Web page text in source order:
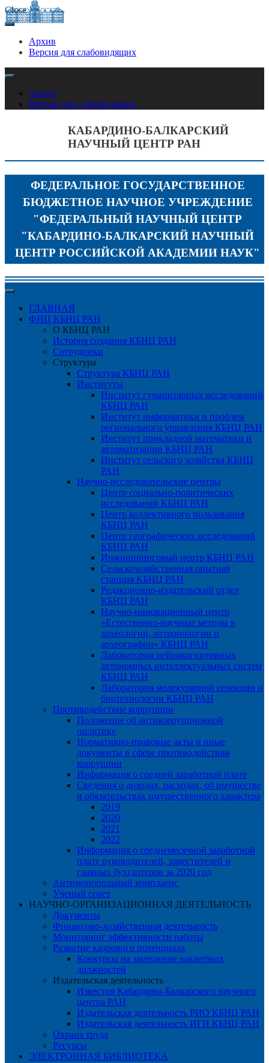
Close
Архив
Версия для слабовидящих
ЦЕНТР РАН
НАУЧНОЕ УЧРЕЖДЕНИЕ "ФЕДЕРАЛЬНЫЙ НАУЧНЫЙ
ЦЕНТР "КАБАРДИНО-БАЛКАРСКИЙ НАУЧНЫЙ ЦЕНТР
Архив
Версия для слабовидящих
КАБАРДИНО-БАЛКАРСКИЙ
НАУЧНЫЙ ЦЕНТР РАН
ФЕДЕРАЛЬНОЕ ГОСУДАРСТВЕННОЕ
БЮДЖЕТНОЕ НАУЧНОЕ УЧРЕЖДЕНИЕ
"ФЕДЕРАЛЬНЫЙ НАУЧНЫЙ ЦЕНТР
"КАБАРДИНО-БАЛКАРСКИЙ НАУЧНЫЙ
ЦЕНТР РОССИЙСКОЙ АКАДЕМИИ НАУК"
ГЛАВНАЯ
ФНЦ КБНЦ РАН
О КБНЦ РАН
История создания КБНЦ РАН
Сотрудники
Структура
Структура КБНЦ РАН
Институты
Институт гуманитарных исследований
КБНЦ РАН
Институт информатики и проблем
регионального управления КБНЦ РАН
Институт прикладной математики и
автоматизации КБНЦ РАН
Институт сельского хозяйства КБНЦ
РАН
Научно-исследовательские центры
Центр социально-политических
исследований КБНЦ РАН
Центр коллективного пользования
КБНЦ РАН
Центр географических исследований
КБНЦ РАН
Инжиниринговый центр КБНЦ РАН
Сельскохозяйственная опытная
станция КБНЦ РАН
Редакционно-издательский отдел
КБНЦ РАН
Научно-инновационный центр
«Естественно-научные методы в
археологии, антропологии и
археографии» КБНЦ РАН
Лаборатория нейрокогнитивных
автономных интеллектуальных систем
КБНЦ РАН
Лаборатория молекулярной селекции и
биотехнологии КБНЦ РАН
Противодействие коррупции
Положение об антикоррупционной
политике
Нормативно-правовые акты и иные
документы в сфере противодействия
коррупции
Информация о средней заработной плате
Сведения о доходах, расходах, об имуществе
и обязательствах имущественного характера
2019
2020
2021
2022
Информация о среднемесячной заработной
плате руководителей, заместителей и
главных бухгалтеров за 2020 год
Антимонопольный комплаенс
Ученый совет
НАУЧНО-ОРГАНИЗАЦИОННАЯ ДЕЯТЕЛЬНОСТЬ
Документы
Финансово-хозяйственная деятельность
Мониторинг эффективности работы
Развитие кадрового потенциала
Конкурсы на замещение вакантных
должностей
Издательская деятельность
Известия Кабардино-Балкарского научного
центра РАН
Издательская деятельность РИО КБНЦ РАН
Издательская деятельность ИГИ КБНЦ РАН
Охрана труда
Ресурсы
ЭЛЕКТРОННАЯ БИБЛИОТЕКА